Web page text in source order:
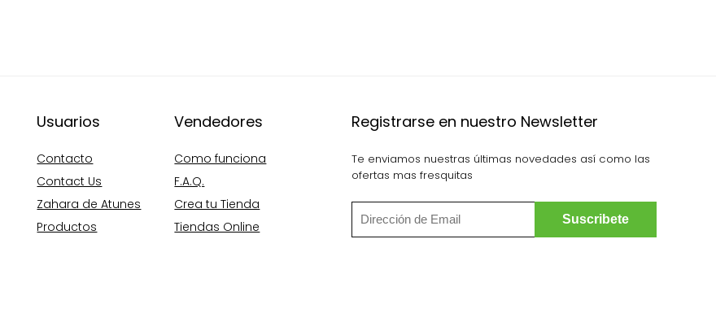
Usuarios
Contacto
Contact Us
Zahara de Atunes
Productos
Vendedores
Como funciona
F.A.Q.
Crea tu Tienda
Tiendas Online
Registrarse en nuestro Newsletter
Te enviamos nuestras últimas novedades así como las
ofertas mas fresquitas